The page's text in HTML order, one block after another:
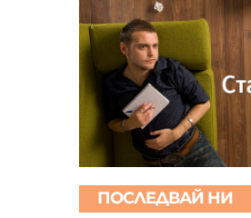
ПОСЛЕДВАЙ НИ